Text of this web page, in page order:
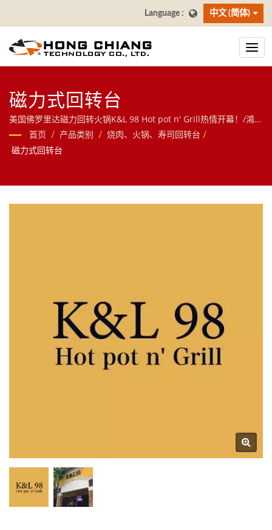
中文 (简体)
磁力式回转台
美国佛罗里达磁力回转火锅K&L 98 Hot pot n' Grill热情开幕！/鴻匠
科技(Hong Chiang)｜以轨道自动化核心技术跨足餐饮与物流领域，
提供送餐机器人、AI大萤幕点餐系统(自助点餐机)、寿司回转台等智
首页 / 产品类别 / 烧肉、火锅、寿司回转台 /
磁力式回转台